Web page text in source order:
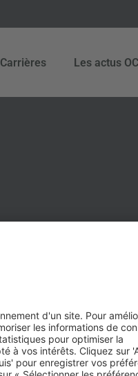
Carrières Les actus